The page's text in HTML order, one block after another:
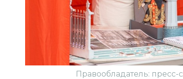
Правообладатель: